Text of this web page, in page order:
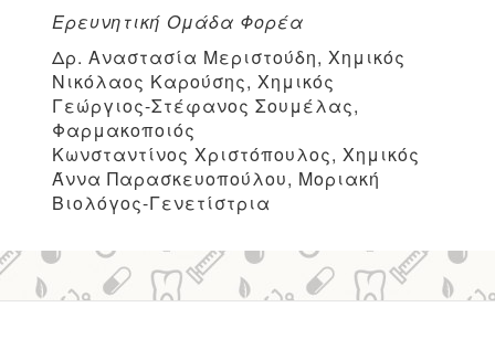
Ερευνητική Ομάδα Φορέα
Δρ. Αναστασία Μεριστούδη, Χημικός
Νικόλαος Καρούσης, Χημικός
Γεώργιος-Στέφανος Σουμέλας,
Φαρμακοποιός
Κωνσταντίνος Χριστόπουλος, Χημικός
Άννα Παρασκευοπούλου, Μοριακή
Βιολόγος-Γενετίστρια